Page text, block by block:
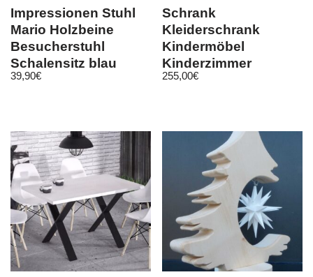
Impressionen Stuhl
Mario Holzbeine
Besucherstuhl
Schalensitz blau
39,90€
Schrank
Kleiderschrank
Kindermöbel
Kinderzimmer
Jugendzimmer 4S3D
255,00€